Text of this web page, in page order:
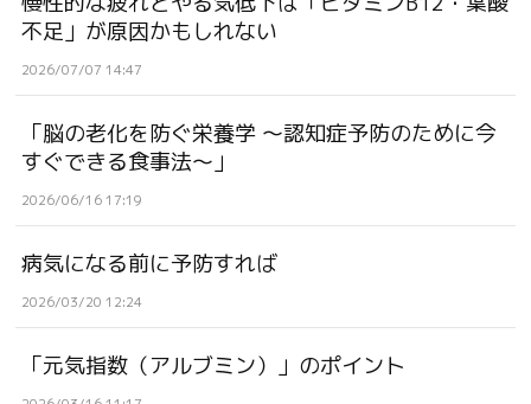
不足」が原因かもしれない
2026/07/07 14:47
「脳の老化を防ぐ栄養学 ～認知症予防のために今
すぐできる食事法～」
2026/06/16 17:19
病気になる前に予防すれば
2026/03/20 12:24
「元気指数（アルブミン）」のポイント